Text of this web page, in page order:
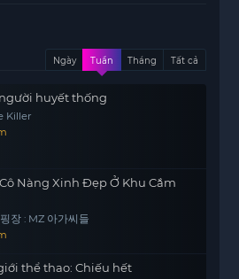
Ngày Tuần Tháng Tất cả
huyết thống
Killer
Nàng Xinh Đẹp Ở Khu Cắm
장 : MZ 아가씨들
thể thao: Chiếu hết